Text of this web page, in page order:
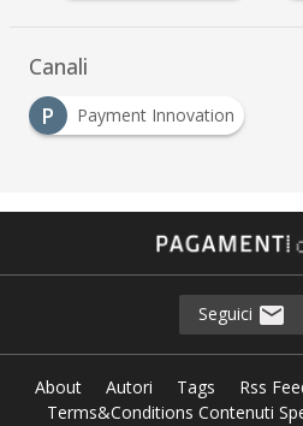
Canali
P
Payment Innovation
Seguici
About Autori Tags Rss
Terms&Conditions Contenuti